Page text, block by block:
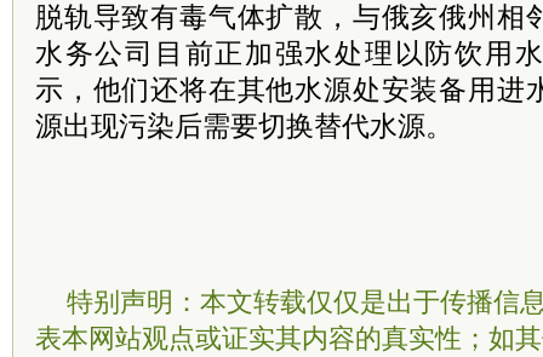
脱轨导致有毒气体扩散，与俄亥俄州相
水务公司目前正加强水处理以防饮用
示，他们还将在其他水源处安装备用进
源出现污染后需要切换替代水源。
特别声明：本文转载仅仅是出于传播信
表本网站观点或证实其内容的真实性；如